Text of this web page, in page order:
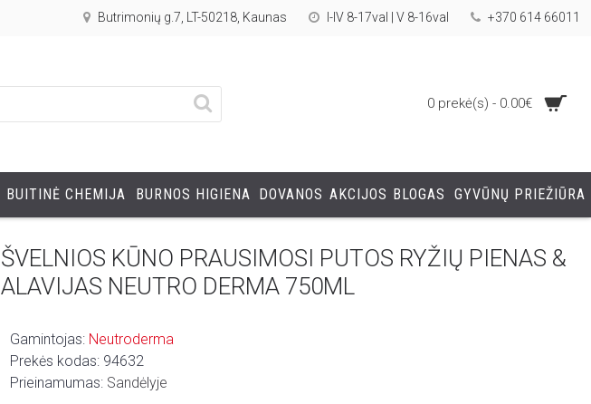
Butrimonių g.7, LT-50218, Kaunas I-IV 8-17val | V 8-16val +370 614 66011
0 prekė(s) - 0.00€
BUITINĖ CHEMIJA BURNOS HIGIENA DOVANOS AKCIJOS BLOGAS GYVŪNŲ PRIEŽIŪRA
ŠVELNIOS KŪNO PRAUSIMOSI PUTOS RYŽIŲ PIENAS &
ALAVIJAS NEUTRO DERMA 750ML
Gamintojas: Neutroderma
Prekės kodas: 94632
Prieinamumas: Sandėlyje